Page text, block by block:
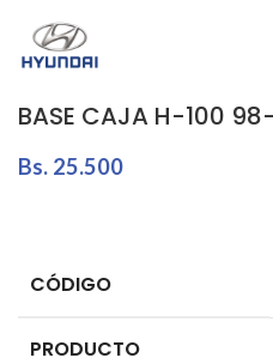
BASE CAJA H-100
Bs. 25.500
CÓDIGO
PRODUCTO